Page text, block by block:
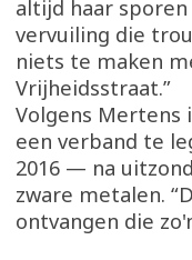
altijd haar
vervuiling die
niets te maken
Vrijheidsstraat.”
Volgens
een verband te
2016 — na
zware metalen.
ontvangen die